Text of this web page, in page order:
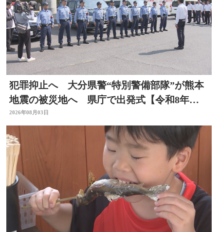
犯罪抑止へ 大分県警“特別警備部隊”が熊本
地震の被災地へ 県庁で出発式【令和8年熊
本地震】
2026年08月03日